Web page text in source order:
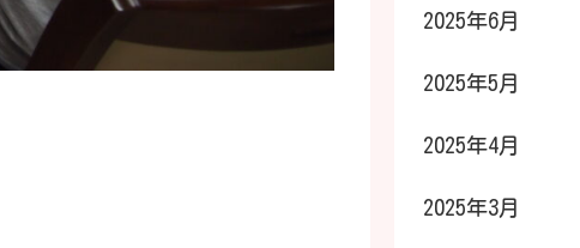
2025年6月
2025年5月
2025年4月
2025年3月